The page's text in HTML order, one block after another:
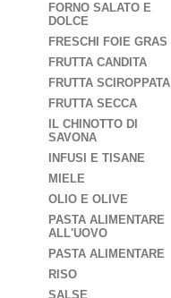
FORNO SALATO E
DOLCE
FRESCHI FOIE GRAS
FRUTTA CANDITA
FRUTTA SCIROPPATA
FRUTTA SECCA
IL CHINOTTO DI
SAVONA
INFUSI E TISANE
MIELE
OLIO E OLIVE
PASTA ALIMENTARE
ALL'UOVO
PASTA ALIMENTARE
RISO
SALSE